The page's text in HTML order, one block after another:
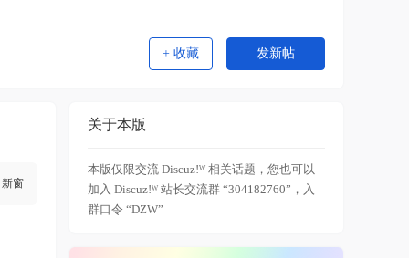
+ 收藏 发新帖
新窗
关于本版
本版仅限交流 Discuz!ᵂ 相关话题，您也可以
加入 Discuz!ᵂ 站长交流群 “304182760”，入
群口令 “DZW”